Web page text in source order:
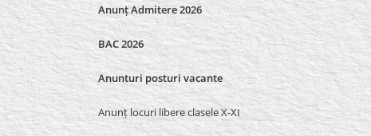
Anunț Admitere 2026
BAC 2026
Anunturi posturi vacante
Anunț locuri libere clasele X-XI